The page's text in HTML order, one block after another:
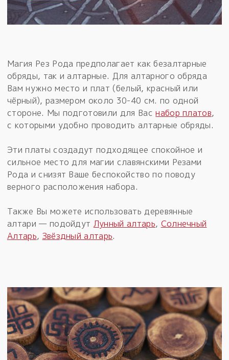
Магия Рез Рода предполагает как безалтарные
обряды, так и алтарные. Для алтарного обряда
Вам нужно место и плат (белый, красный или
чёрный), размером около 30-40 см. по одной
стороне. Мы подготовили для Васнабор платов,
с которыми удобно проводить алтарные обряды.
Эти платы создадут подходящее спокойное и
сильное место для магии славянскими Резами
Рода и снизят Ваше беспокойство по поводу
верного расположения набора.
Также Вы можете использовать деревянные
алтари — подойдут Лунный алтарь, Солнечный
Алтарь, Звёздный алтарь.